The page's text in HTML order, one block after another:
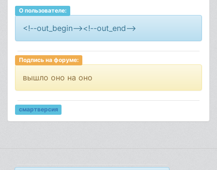
О пользователе:
<!--out_begin--><!--out_end-->
Подпись на форуме:
вышло оно на оно
смартверсия